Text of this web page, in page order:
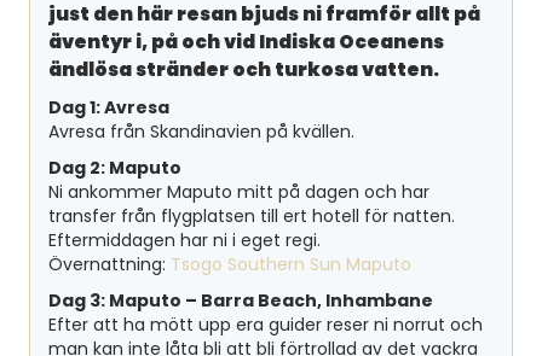
just den här resan bjuds ni framför allt på
äventyr i, på och vid Indiska Oceanens
ändlösa stränder och turkosa vatten.
Dag 1: Avresa
Avresa från Skandinavien på kvällen.
Dag 2: Maputo
Ni ankommer Maputo mitt på dagen och har
transfer från flygplatsen till ert hotell för natten.
Eftermiddagen har ni i eget regi.
Övernattning: Tsogo Southern Sun Maputo
Dag 3: Maputo – Barra Beach, Inhambane
Efter att ha mött upp era guider reser ni norrut och
man kan inte låta bli att bli förtrollad av det vackra